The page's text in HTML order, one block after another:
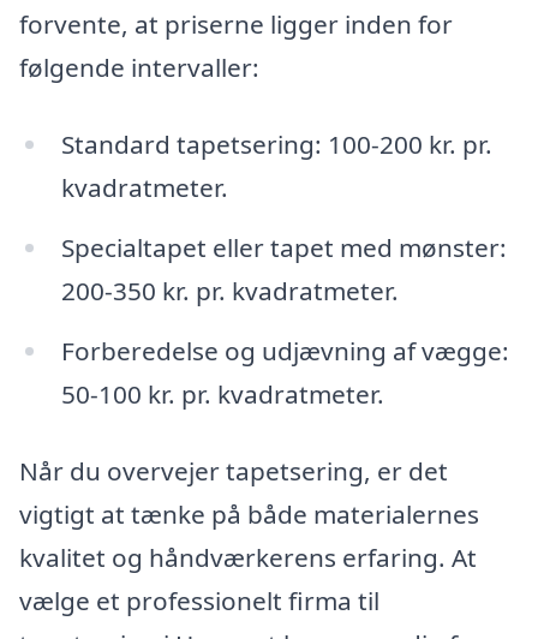
forvente, at priserne ligger inden for
følgende intervaller:
Standard tapetsering: 100-200 kr. pr.
kvadratmeter.
Specialtapet eller tapet med mønster:
200-350 kr. pr. kvadratmeter.
Forberedelse og udjævning af vægge:
50-100 kr. pr. kvadratmeter.
Når du overvejer tapetsering, er det
vigtigt at tænke på både materialernes
kvalitet og håndværkerens erfaring. At
vælge et professionelt firma til